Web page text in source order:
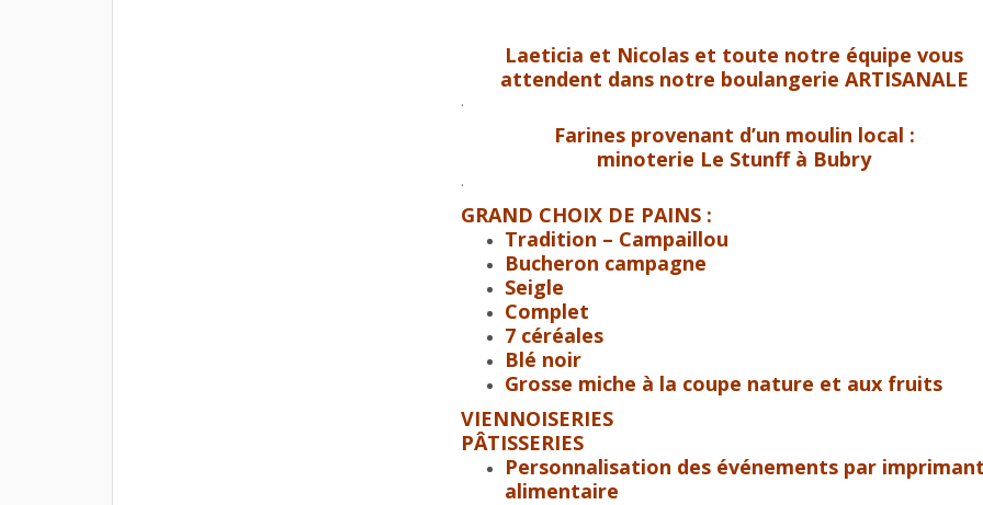
Laeticia et Nicolas et toute notre équipe vous
attendent dans notre boulangerie ARTISANALE
.
Farines provenant d’un moulin local :
minoterie Le Stunff à Bubry
.
GRAND CHOIX DE PAINS :
Tradition – Campaillou
Bucheron campagne
Seigle
Complet
7 céréales
Blé noir
Grosse miche à la coupe nature et aux fruits
VIENNOISERIES
PÂTISSERIES
Personnalisation des événements par
alimentaire